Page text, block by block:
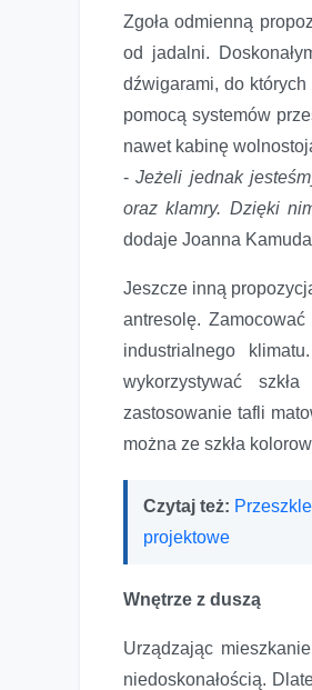
Zgoła odmienną
od jadalni.
dźwigarami, do
pomocą systemów
nawet kabinę
-Jeżeli jednak
oraz klamry. Dzięki
dodaje Joanna
Jeszcze inną
antresolę.
industrialnego
wykorzystywać
zastosowanie tafli
można ze szkła
Czytaj też:
projektowe
Wnętrze z duszą
Urządzając
niedoskonałością.